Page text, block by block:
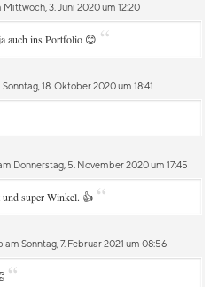
3. Juni 2020 um 12:20
auch ins Portfolio 😊 “
18. Oktober 2020 um 18:41
Donnerstag, 5. November 2020 um 17:45
super Winkel. 👍 “
am Sonntag, 7. Februar 2021 um 08:56
“